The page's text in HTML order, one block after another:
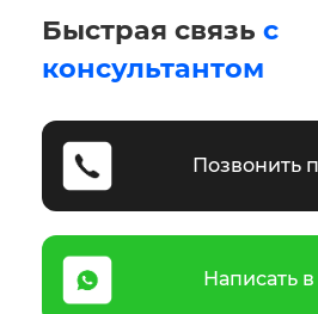
Быстрая связь с
консультантом
Позвонить
Написать